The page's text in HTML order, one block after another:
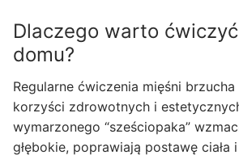
Dlaczego warto
domu?
Regularne ćwiczenia mięśni
korzyści zdrowotnych i
wymarzonego “sześciopaka”
głębokie, poprawiają postawę ciała